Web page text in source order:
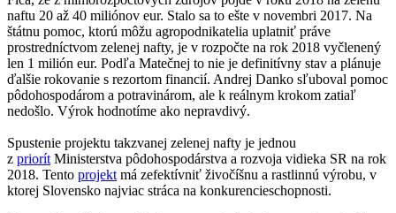
naftu 20 až 40 miliónov eur. Stalo sa to ešte v novembri 2017. Na
štátnu pomoc, ktorú môžu agropodnikatelia uplatniť práve
prostredníctvom zelenej nafty, je v rozpočte na rok 2018 vyčlenený
len 1 milión eur. Podľa Matečnej to nie je definitívny stav a plánuje
ďalšie rokovanie s rezortom financií. Andrej Danko sľuboval pomoc
pôdohospodárom a potravinárom, ale k reálnym krokom zatiaľ
nedošlo. Výrok hodnotíme ako nepravdivý.
Spustenie projektu takzvanej zelenej nafty je jednou
z priorít Ministerstva pôdohospodárstva a rozvoja vidieka SR na rok
2018. Tento projekt má zefektívniť živočíšnu a rastlinnú výrobu, v
ktorej Slovensko najviac stráca na konkurencieschopnosti.